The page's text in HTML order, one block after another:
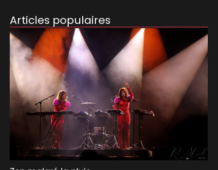
Articles populaires